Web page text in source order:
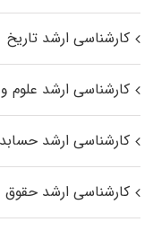
کارشناسی ارشد تاریخ
کارشناسی ارشد علوم
کارشناسی ارشد
کارشناسی ارشد حقوق